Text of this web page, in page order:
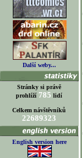
Další weby...
Stránky si právě
prohlíží 785 lidí
Celkem návštěvníků
22689323
English version here